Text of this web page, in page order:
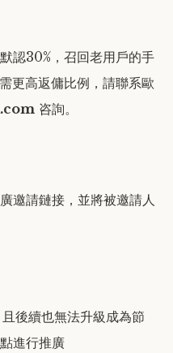
認30%，召回老用戶的手
更高返傭比例，請聯系歐
咨詢。
邀請鏈接，並將被邀請人
後續也無法升級成為節
進行推廣